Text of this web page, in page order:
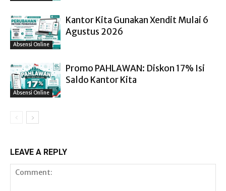
Absensi Online
Kantor Kita Gunakan Xendit Mulai 6
Agustus 2026
Absensi Online
Promo PAHLAWAN: Diskon 17% Isi
Saldo Kantor Kita
LEAVE A REPLY